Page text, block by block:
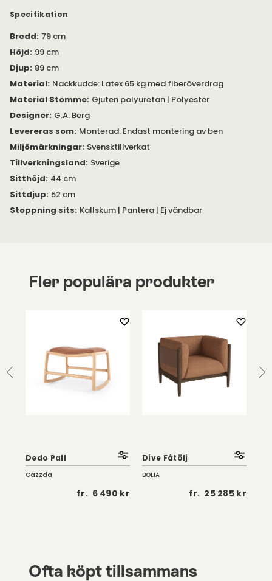
Specifikation
Bredd: 79 cm
Höjd: 99 cm
Djup: 89 cm
Material: Nackkudde: Latex 65 kg med fiberöverdrag
Material Stomme: Gjuten polyuretan | Polyester
Designer: G.A. Berg
Levereras som: Monterad. Endast montering av ben
Miljömärkningar: Svensktillverkat
Tillverkningsland: Sverige
Sitthöjd: 44 cm
Sittdjup: 52 cm
Stoppning sits: Kallskum | Pantera | Ej vändbar
Fler populära produkter
Dedo Pall
Gazzda
fr. 6 490 kr
Dive Fåtölj
BOLIA
fr. 25 285 kr
Ofta köpt tillsammans